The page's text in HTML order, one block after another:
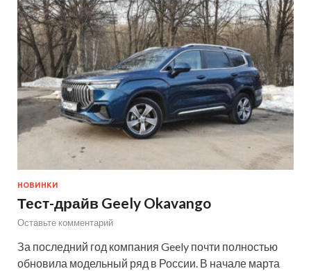
НОВИНКИ
Тест-драйв Geely Okavango
Оставьте комментарий
За последний год компания Geely почти полностью
обновила модельный ряд в России. В начале марта